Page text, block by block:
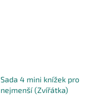
Sada 4 mini knížek pro
nejmenší (Zvířátka)